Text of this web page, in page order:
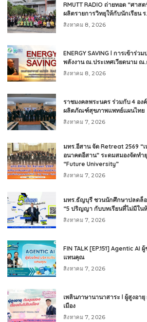
RMUTT RADIO ถ่ายทอด “ศาส
ผลิตรายการวิทยุให้กับนักเรียน
สิงหาคม 8, 2026
ENERGY SAVING l การเข้าร่
พลังงาน ณ.ประเทศเวียดนาม ณ.
สิงหาคม 8, 2026
ราชมงคลพระนคร ร่วมกับ 4 อง
ผลิตภัณฑ์สุขภาพแพทย์แผนไทย
สิงหาคม 7, 2026
มทร.อีสาน จัด Retreat 2569 “
อนาคตอีสาน” ระดมสมองจัดท
“Future University”
สิงหาคม 7, 2026
มทร.ธัญบุรี ชวนนักศึกษาปลดล็
“5 ปริญญา กับบทเรียนที่ไม่มีในห้
สิงหาคม 7, 2026
FIN TALK [EP.151] Agentic AI
แทนคุณ
สิงหาคม 7, 2026
เพลินภาษานานาสาระ l ผู้สูงอา
เมือง
สิงหาคม 7, 2026